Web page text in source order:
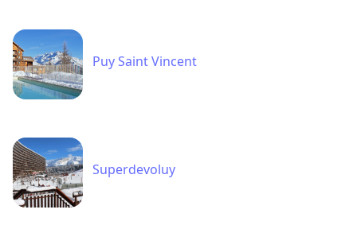
Puy Saint Vincent
Superdevoluy